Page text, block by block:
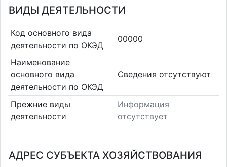
ВИДЫ ДЕЯТЕЛЬНОСТИ
Код основного вида
деятельности по ОКЭД
00000
Наименование
основного вида
деятельности по ОКЭД
Cведения отсутствуют
Прежние виды
деятельности
Информация
отсутствует
АДРЕС СУБЪЕКТА ХОЗЯЙСТВОВАНИЯ